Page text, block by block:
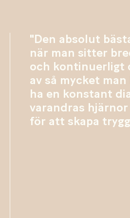
"Den absolut
när man sitter
och kontinuerligt
av så mycket
ha en konstant
varandras
för att skapa